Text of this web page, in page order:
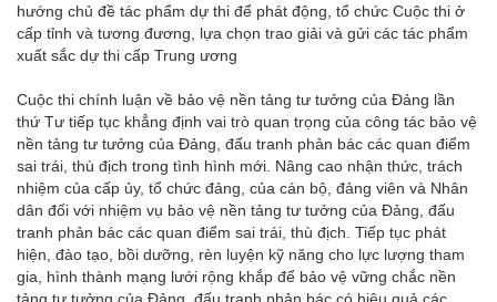
hướng chủ đề tác phẩm dự thi để phát động, tổ chức Cuộc thi ở
cấp tỉnh và tương đương, lựa chọn trao giải và gửi các tác phẩm
xuất sắc dự thi cấp Trung ương
Cuộc thi chính luận về bảo vệ nền tảng tư tưởng của Đảng lần
thứ Tư tiếp tục khẳng định vai trò quan trọng của công tác bảo vệ
nền tảng tư tưởng của Đảng, đấu tranh phản bác các quan điểm
sai trái, thù địch trong tình hình mới. Nâng cao nhận thức, trách
nhiệm của cấp ủy, tổ chức đảng, của cán bộ, đảng viên và Nhân
dân đối với nhiệm vụ bảo vệ nền tảng tư tưởng của Đảng, đấu
tranh phản bác các quan điểm sai trái, thù địch. Tiếp tục phát
hiện, đào tạo, bồi dưỡng, rèn luyện kỹ năng cho lực lượng tham
gia, hình thành mạng lưới rộng khắp để bảo vệ vững chắc nền